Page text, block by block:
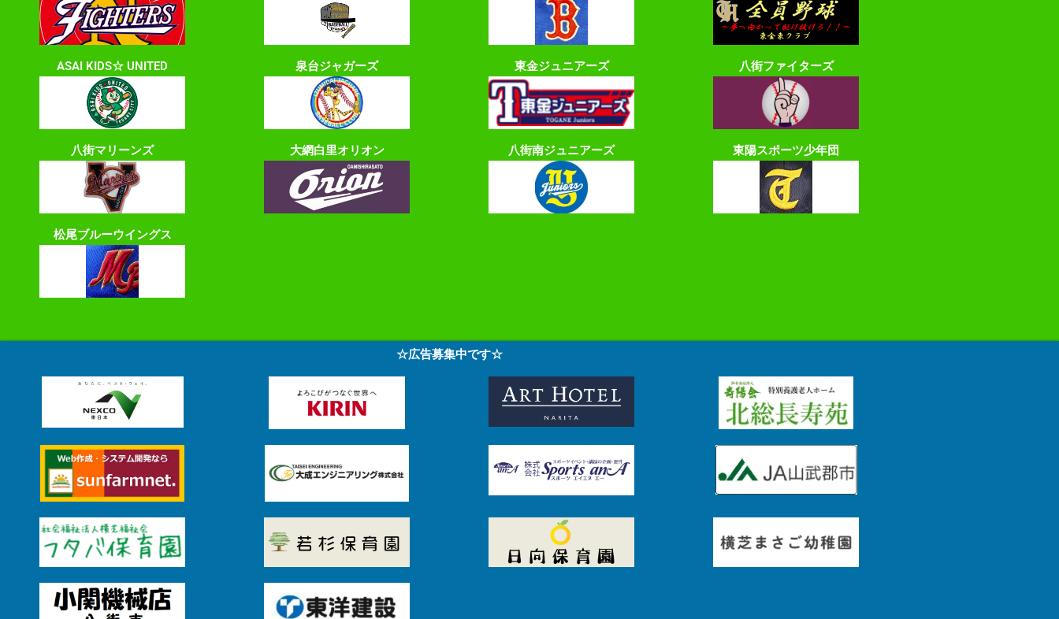
ASAI KIDS☆ UNITED 泉台ジャガーズ 東金ジュニアーズ 八街ファイターズ
八街マリーンズ 大網白里オリオン 八街南ジュニアーズ 東陽スポーツ少年団
松尾ブルーウイングス
☆広告募集中です☆